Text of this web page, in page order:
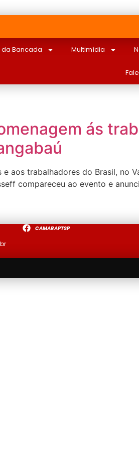
Bancada Multimídia
ás
aos trabalhadores do Brasil, no
compareceu ao evento e
CAMARAPTSP